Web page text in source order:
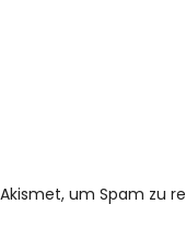
um Spam zu